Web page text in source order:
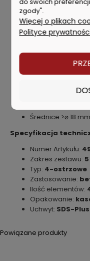
niebywałą
Cztery
90° gwarantują
mocowania
optymalne
Rowek w postaci
niskie jednolite
Średnice >⌀ 18
Specyfikacja
Numer Artykułu:
Zakres zestawu:
Typ: 4-ostrzowe
Zastosowanie:
Ilość elementów:
Opakowanie:
Uchwyt: SDS-Plus
Powiązane produkty
zgody".
Więcej o plikach
Polityce